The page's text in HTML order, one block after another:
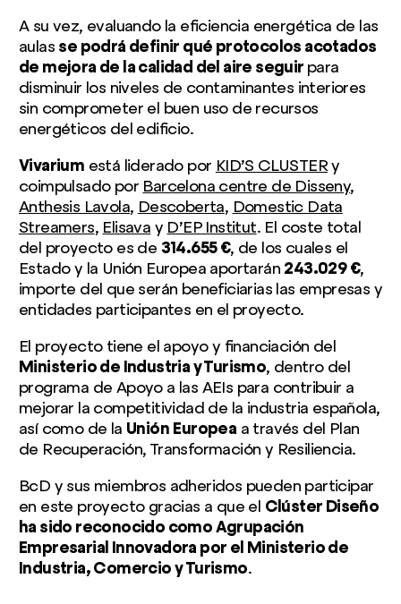
A su vez, evaluando la eficiencia energética de las
aulas se podrá definir qué protocolos acotados
de mejora de la calidad del aire seguir para
disminuir los niveles de contaminantes interiores
sin comprometer el buen uso de recursos
energéticos del edificio.
Vivarium está liderado por KID’S CLUSTERy
coimpulsado por Barcelona centre de Disseny,
Anthesis Lavola, Descoberta, Domestic Data
Streamers, Elisava y D’EP Institut. El coste total
del proyecto es de 314.655 €, de los cuales el
Estado y la Unión Europea aportarán 243.029 €,
importe del que serán beneficiarias las empresas y
entidades participantes en el proyecto.
El proyecto tiene el apoyo y financiación del
Ministerio de Industria y Turismo, dentro del
programa de Apoyo a las AEIs para contribuir a
mejorar la competitividad de la industria española,
así como de la Unión Europea a través del Plan
de Recuperación, Transformación y Resiliencia.
BcD y sus miembros adheridos pueden participar
en este proyecto gracias a que el Clúster Diseño
ha sido reconocido como Agrupación
Empresarial Innovadora por el Ministerio de
Industria, Comercio y Turismo.